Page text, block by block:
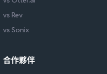
vs Rev
vs Sonix
合作夥伴